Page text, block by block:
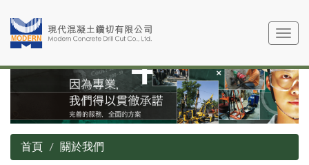
主
容
Toggle
首頁 關於我們